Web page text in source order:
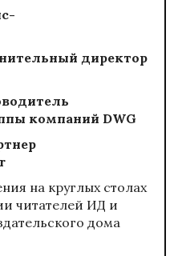
директор
компаний DWG
на круглых столах
читателей ИД и
дома